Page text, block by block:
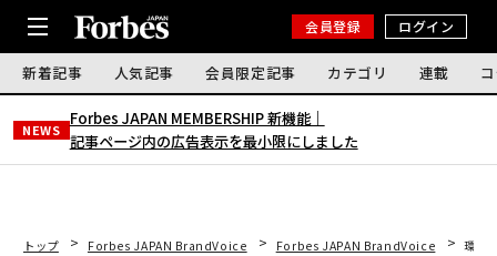
会員登録 ログイン
新着記事 人気記事 会員限定記事 カテゴリ 連載
NEWS
Forbes JAPAN MEMBERSHIP 新機能｜
記事ページ内の広告表示を最小限にしました
トップ Forbes JAPAN BrandVoice Forbes JAPAN BrandVoice 環境